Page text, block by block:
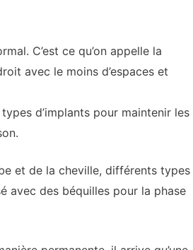
C’est ce qu’on appelle la
avec le moins d’espaces et
d’implants pour maintenir les
et de la cheville, différents types
avec des béquilles pour la phase